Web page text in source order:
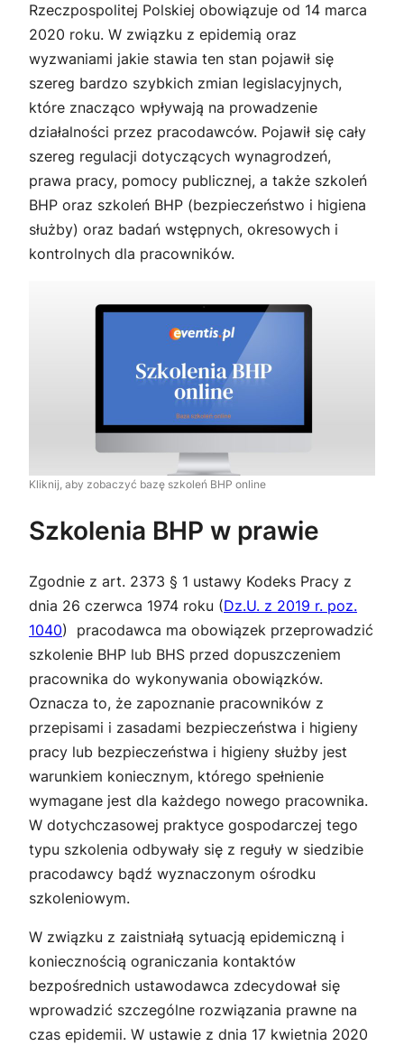
Rzeczpospolitej Polskiej obowiązuje od 14 marca
2020 roku. W związku z epidemią oraz
wyzwaniami jakie stawia ten stan pojawił się
szereg bardzo szybkich zmian legislacyjnych,
które znacząco wpływają na prowadzenie
działalności przez pracodawców. Pojawił się cały
szereg regulacji dotyczących wynagrodzeń,
prawa pracy, pomocy publicznej, a także szkoleń
BHP oraz szkoleń BHP (bezpieczeństwo i higiena
służby) oraz badań wstępnych, okresowych i
kontrolnych dla pracowników.
Kliknij, aby zobaczyć bazę szkoleń BHP online
Szkolenia BHP w prawie
Zgodnie z art. 2373 § 1 ustawy Kodeks Pracy z
dnia 26 czerwca 1974 roku (Dz.U. z 2019 r. poz.
1040) pracodawca ma obowiązek przeprowadzić
szkolenie BHP lub BHS przed dopuszczeniem
pracownika do wykonywania obowiązków.
Oznacza to, że zapoznanie pracowników z
przepisami i zasadami bezpieczeństwa i higieny
pracy lub bezpieczeństwa i higieny służby jest
warunkiem koniecznym, którego spełnienie
wymagane jest dla każdego nowego pracownika.
W dotychczasowej praktyce gospodarczej tego
typu szkolenia odbywały się z reguły w siedzibie
pracodawcy bądź wyznaczonym ośrodku
szkoleniowym.
W związku z zaistniałą sytuacją epidemiczną i
koniecznością ograniczania kontaktów
bezpośrednich ustawodawca zdecydował się
wprowadzić szczególne rozwiązania prawne na
czas epidemii. W ustawie z dnia 17 kwietnia 2020